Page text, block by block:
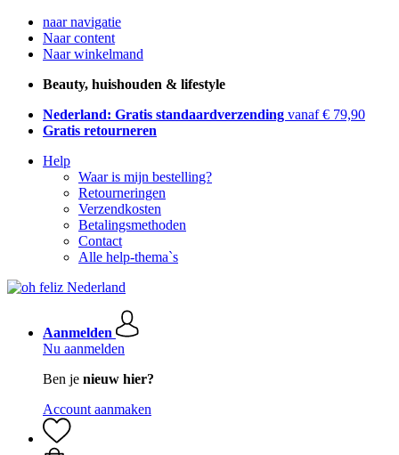
naar navigatie
Naar content
Naar winkelmand
Beauty, huishouden & lifestyle
Nederland: Gratis standaardverzending vanaf € 79,90
Gratis retourneren
Help
Waar is mijn bestelling?
Retourneringen
Verzendkosten
Betalingsmethoden
Contact
Alle help-thema`s
Aanmelden
Nu aanmelden
Ben je nieuw hier?
Account aanmaken